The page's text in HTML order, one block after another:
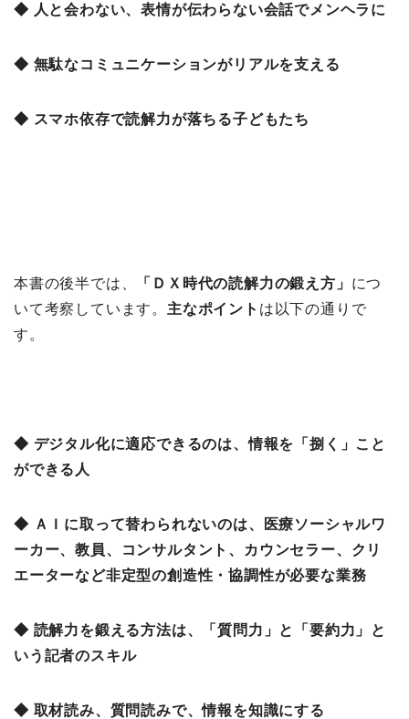
◆ 人と会わない、表情が伝わらない会話でメンヘラに
◆ 無駄なコミュニケーションがリアルを支える
◆ スマホ依存で読解力が落ちる子どもたち
本書の後半では、 「ＤＸ時代の読解力の鍛え方」 につ
いて考察しています。 主なポイント は以下の通りで
す。
◆ デジタル化に適応できるのは、情報を「捌く」こと
ができる人
◆ ＡＩに取って替わられないのは、医療ソーシャルワ
ーカー、教員、コンサルタント、カウンセラー、クリ
エーターなど非定型の創造性・協調性が必要な業務
◆ 読解力を鍛える方法は、「質問力」と「要約力」と
いう記者のスキル
◆ 取材読み、質問読みで、情報を知識にする